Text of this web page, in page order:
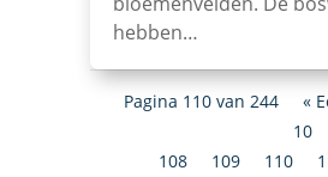
hebben…
Pagina 110 van 244 «
10
108
109 110